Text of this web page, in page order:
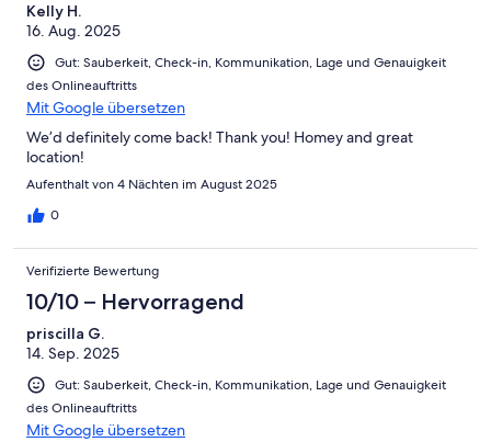
Kelly H.
16. Aug. 2025
Gut: Sauberkeit, Check-in, Kommunikation, Lage und Genauigkeit
des Onlineauftritts
Mit Google übersetzen
We’d definitely come back! Thank you! Homey and great
location!
Aufenthalt von 4 Nächten im August 2025
0
Verifizierte Bewertung
10/10 – Hervorragend
priscilla G.
14. Sep. 2025
Gut: Sauberkeit, Check-in, Kommunikation, Lage und Genauigkeit
des Onlineauftritts
Mit Google übersetzen